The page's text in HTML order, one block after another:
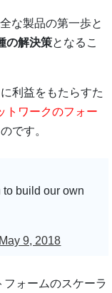
な製品の第一歩と
の解決策となるこ
利益をもたらすた
トワークのフォー
です。
to build our own
May 9, 2018
ォームのスケーラ